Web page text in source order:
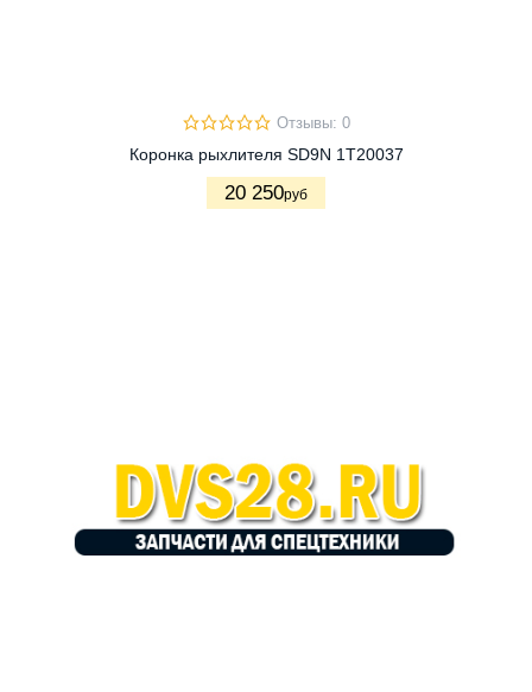
Отзывы: 0
Коронка рыхлителя SD9N 1T20037
20 250руб